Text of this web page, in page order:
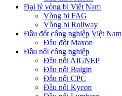
Đại lý vòng bi Việt Nam
Vòng bi FAG
Vòng bi Rollway
Đầu đốt công nghiệp Việt Nam
Đầu đốt Maxon
Đầu nối công nghiệp
Đầu nối AIGNEP
Đầu nối Bulgin
Đầu nối CPC
Đầu nối Kycon